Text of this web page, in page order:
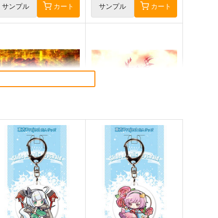
サンプル カート サンプル カート
剛欲異聞～水没した沈愁
フロンティア
円（税込）
方Project
東方紅魔郷～
the Embodiment of Scarlet
Devil～
上海アリス幻樂団
1,100 円（税込）
東方Project